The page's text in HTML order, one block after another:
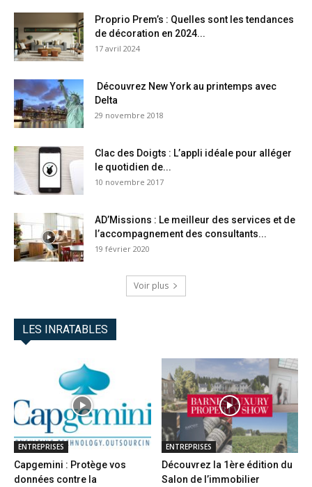
Proprio Prem’s : Quelles sont les tendances
de décoration en 2024...
17 avril 2024
Découvrez New York au printemps avec
Delta
29 novembre 2018
Clac des Doigts : L’appli idéale pour alléger
le quotidien de...
10 novembre 2017
AD’Missions : Le meilleur des services et de
l’accompagnement des consultants...
19 février 2020
Voir plus
LES INRATABLES
ENTREPRISES
Capgemini : Protège vos
données contre la
ENTREPRISES
Découvrez la 1ère édition du
Salon de l’immobilier